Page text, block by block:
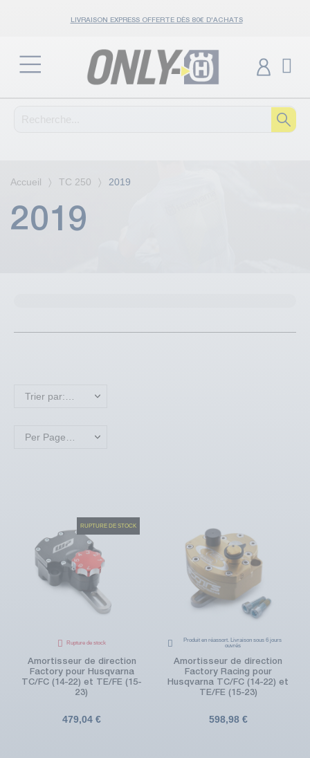
LIVRAISON EXPRESS OFFERTE DÈS 80€ D'ACHATS
Accueil TC 250 2019
2019
RUPTURE DE STOCK
Rupture de stock
Amortisseur de direction
Factory pour Husqvarna
TC/FC (14-22) et TE/FE (15-
23)
479,04 €
Produit en réassort. Livraison sous 6 jours
ouvrés
Amortisseur de direction
Factory Racing pour
Husqvarna TC/FC (14-22) et
TE/FE (15-23)
598,98 €